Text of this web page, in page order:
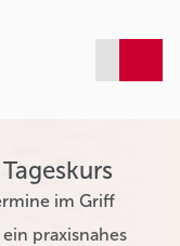
im Griff
praxisnahes